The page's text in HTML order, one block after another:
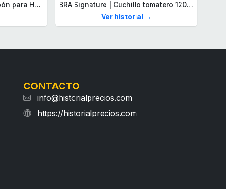
Lacoste Brazalete de eslabón para Hombre Colección STENCIL de Acero inoxidable
BRA Signature | Cuchillo tomatero 120 mm, Acero Inoxidable alemán forjado con Molibdeno Vanadio, Mango Remachado ABS, Diseño Ergonómico, Hoja 1,6 mm espesor
Ver historial →
CONTACTO
info@historialprecios.com
https://historialprecios.com